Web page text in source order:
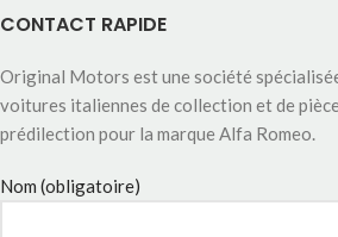
CONTACT RAPIDE
Original Motors est une société
voitures italiennes de collection et de
prédilection pour la marque Alfa Romeo.
Nom (obligatoire)